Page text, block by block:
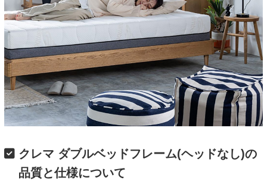
クレマ ダブルベッドフレーム(ヘッドなし)の
品質と仕様について